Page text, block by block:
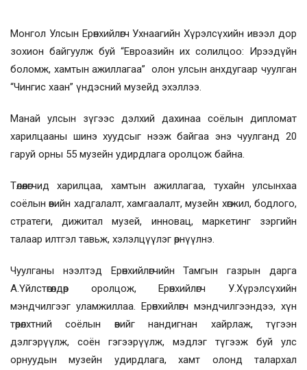
Монгол Улсын Ерөнхийлөгч Ухнаагийн Хүрэлсүхийн ивээл дор
зохион байгуулж буй “Евроазийн их солилцоо: Ирээдүйн
боломж, хамтын ажиллагаа” олон улсын анхдугаар чуулган
“Чингис хаан” үндэсний музейд эхэллээ.
Манай улсын зүгээс дэлхий дахинаа соёлын дипломат
харилцааны шинэ хуудсыг нээж байгаа энэ чуулганд 20
гаруй орны 55 музейн удирдлага оролцож байна.
Төлөөлөгчид харилцаа, хамтын ажиллагаа, тухайн улсынхаа
соёлын өвийн хадгалалт, хамгаалалт, музейн хөгжил, бодлого,
стратеги, дижитал музей, инновац, маркетинг зэргийн
талаар илтгэл тавьж, хэлэлцүүлэг өрнүүлнэ.
Чуулганы нээлтэд Ерөнхийлөгчийн Тамгын газрын дарга
А.Үйлстөгөлдөр оролцож, Ерөнхийлөгч У.Хүрэлсүхийн
мэндчилгээг уламжиллаа. Ерөнхийлөгч мэндчилгээндээ, хүн
төрөлхтний соёлын өвийг нандигнан хайрлаж, түгээн
дэлгэрүүлж, соён гэгээрүүлж, мэдлэг түгээж буй улс
орнуудын музейн удирдлага, хамт олонд талархал